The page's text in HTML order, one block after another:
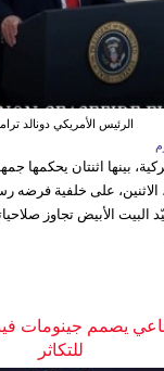
الرئيس الأمريكي دونالد
أميركية، بينها اثنتان
البيت الأبيض تجاوز
يصمم جينومات
للتكاثر